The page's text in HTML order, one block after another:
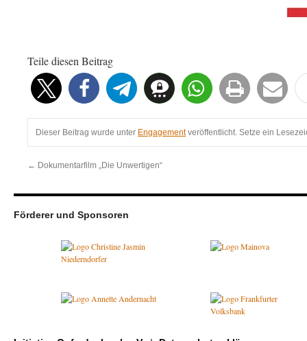
Teile diesen Beitrag
Dieser Beitrag wurde unter Engagementveröffentlicht. Setze ein
← Dokumentarfilm „Die Unwertigen“
Förderer und Sponsoren